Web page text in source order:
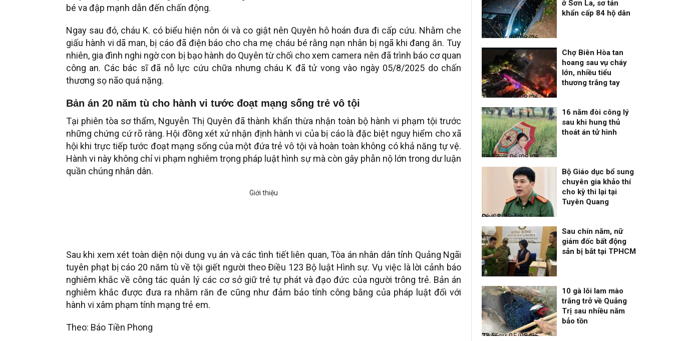
bé va đập mạnh dẫn đến chấn động.
Ngay sau đó, cháu K. có biểu hiện nôn ói và co giật nên Quyên hô hoán đưa đi cấp cứu. Nhằm che
giấu hành vi dã man, bị cáo đã điện báo cho cha mẹ cháu bé rằng nạn nhân bị ngã khi đang ăn. Tuy
nhiên, gia đình nghi ngờ con bị bạo hành do Quyên từ chối cho xem camera nên đã trình báo cơ quan
công an. Các bác sĩ đã nỗ lực cứu chữa nhưng cháu K đã tử vong vào ngày 05/8/2025 do chấn
thương sọ não quá nặng.
Bản án 20 năm tù cho hành vi tước đoạt mạng sống trẻ vô tội
Tại phiên tòa sơ thẩm, Nguyễn Thị Quyên đã thành khẩn thừa nhận toàn bộ hành vi phạm tội trước
những chứng cứ rõ ràng. Hội đồng xét xử nhận định hành vi của bị cáo là đặc biệt nguy hiểm cho xã
hội khi trực tiếp tước đoạt mạng sống của một đứa trẻ vô tội và hoàn toàn không có khả năng tự vệ.
Hành vi này không chỉ vi phạm nghiêm trọng pháp luật hình sự mà còn gây phẫn nộ lớn trong dư luận
quần chúng nhân dân.
Sau khi xem xét toàn diện nội dung vụ án và các tình tiết liên quan, Tòa án nhân dân tỉnh Quảng Ngãi
tuyên phạt bị cáo 20 năm tù về tội giết người theo Điều 123 Bộ luật Hình sự. Vụ việc là lời cảnh báo
nghiêm khắc về công tác quản lý các cơ sở giữ trẻ tự phát và đạo đức của người trông trẻ. Bản án
nghiêm khắc được đưa ra nhằm răn đe cũng như đảm bảo tính công bằng của pháp luật đối với
hành vi xâm phạm tính mạng trẻ em.
Theo: Báo Tiền Phong
Thời sự
06/08/26, 12:33
ở Sơn La, sơ tán
khẩn cấp 84 hộ dân
Thời sự
06/08/26, 12:30
Chợ Biên Hòa tan
hoang sau vụ cháy
lớn, nhiều tiểu
thương trắng tay
Thế giới
06/08/26, 08:27
16 năm đòi công lý
sau khi hung thủ
thoát án tử hình
Đọc & Ngẫm
06/08/26, 08:15
Bộ Giáo dục bổ sung
chuyên gia khảo thí
cho kỳ thi lại tại
Tuyên Quang
Nhịp sống 24h
06/08/26, 00:00
Sau chín năm, nữ
giám đốc bất động
sản bị bắt tại TPHCM
Thời sự
05/08/26, 23:56
10 gà lôi lam mào
trắng trở về Quảng
Trị sau nhiều năm
bảo tồn